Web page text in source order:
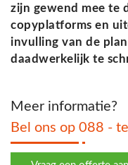
zijn gewend mee te
copyplatforms en
invulling van de
daadwerkelijk te
Meer informatie?
Bel ons op 088 -